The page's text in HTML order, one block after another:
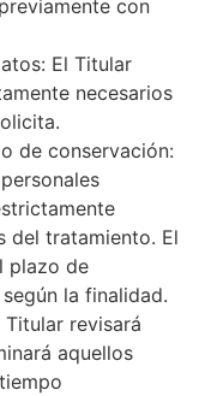
con
El Titular
necesarios
de conservación:
del tratamiento. El
plazo de
la finalidad.
revisará
aquellos